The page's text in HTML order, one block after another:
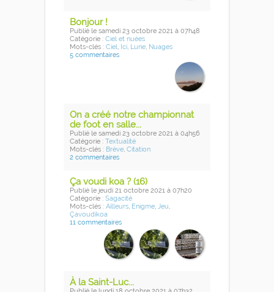
Bonjour !
Publié le samedi 23 octobre 2021 à 07h48
Catégorie : Ciel et nuées
Mots-clés : Ciel, Ici, Lune, Nuages
5 commentaires
On a créé notre championnat
de foot en salle...
Publié le samedi 23 octobre 2021 à 04h56
Catégorie : Textualité
Mots-clés : Brève, Citation
2 commentaires
Ça voudi koa ? (16)
Publié le jeudi 21 octobre 2021 à 07h20
Catégorie : Sagacité
Mots-clés : Ailleurs, Enigme, Jeu,
Çavoudikoa
11 commentaires
À la Saint-Luc...